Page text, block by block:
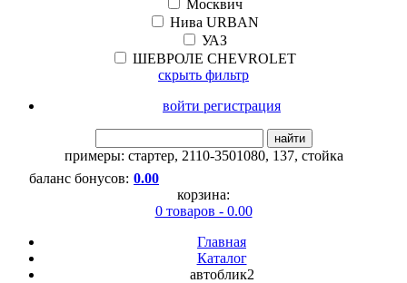
Москвич
Нива URBAN
УАЗ
ШЕВРОЛЕ CHEVROLET
скрыть фильтр
войти регистрация
найти
примеры: стартер, 2110-3501080, 137, стойка
баланс бонусов: 0.00
корзина:
0 товаров - 0.00
Главная
Каталог
автоблик2